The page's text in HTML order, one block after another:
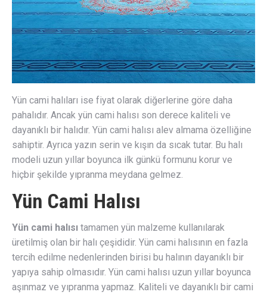
Yün cami halıları ise fiyat olarak diğerlerine göre daha
pahalıdır. Ancak yün cami halısı son derece kaliteli ve
dayanıklı bir halıdır. Yün cami halısı alev almama özelliğine
sahiptir. Ayrıca yazın serin ve kışın da sıcak tutar. Bu halı
modeli uzun yıllar boyunca ilk günkü formunu korur ve
hiçbir şekilde yıpranma meydana gelmez.
Yün Cami Halısı
Yün cami halısı tamamen yün malzeme kullanılarak
üretilmiş olan bir halı çeşididir. Yün cami halısının en fazla
tercih edilme nedenlerinden birisi bu halının dayanıklı bir
yapıya sahip olmasıdır. Yün cami halısı uzun yıllar boyunca
aşınmaz ve yıpranma yapmaz. Kaliteli ve dayanıklı bir cami